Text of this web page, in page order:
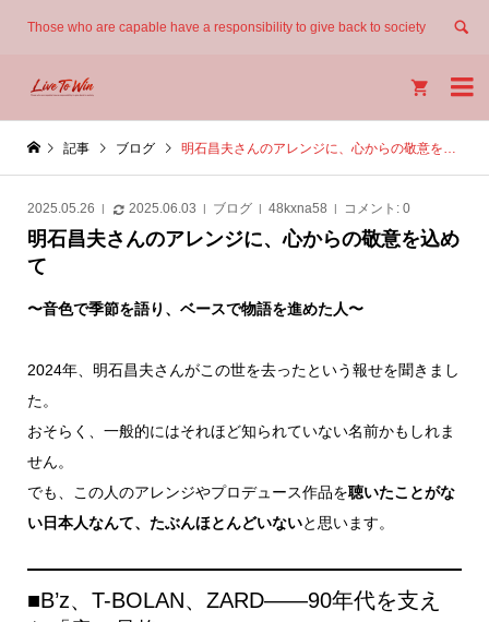
Those who are capable have a responsibility to give back to society


記事 ブログ 明石昌夫さんのアレンジに、心からの敬意を込めて
2025.05.26 2025.06.03 ブログ 48kxna58 コメント: 0
明石昌夫さんのアレンジに、心からの敬意を込め
て
〜音色で季節を語り、ベースで物語を進めた人〜
2024年、明石昌夫さんがこの世を去ったという報せを聞きまし
た。
おそらく、一般的にはそれほど知られていない名前かもしれま
せん。
でも、この人のアレンジやプロデュース作品を聴いたことがな
い日本人なんて、たぶんほとんどいないと思います。
■B’z、T-BOLAN、ZARD――90年代を支え